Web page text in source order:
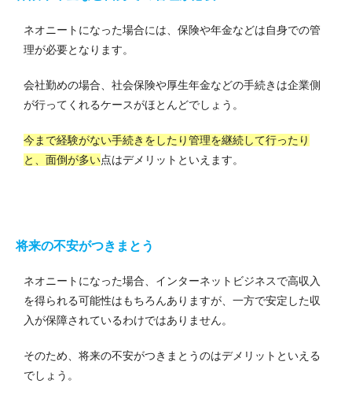
ネオニートになった場合には、保険や年金などは自身での管
理が必要となります。
会社勤めの場合、社会保険や厚生年金などの手続きは企業側
が行ってくれるケースがほとんどでしょう。
今まで経験がない手続きをしたり管理を継続して行ったり
と、面倒が多い点はデメリットといえます。
将来の不安がつきまとう
ネオニートになった場合、インターネットビジネスで高収入
を得られる可能性はもちろんありますが、一方で安定した収
入が保障されているわけではありません。
そのため、将来の不安がつきまとうのはデメリットといえる
でしょう。